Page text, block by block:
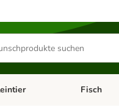
Menü öffnen:Kategorie-
Fisch